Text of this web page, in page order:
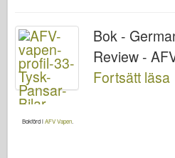
Bok -
Review -
Fortsätt läsa
Bokförd iAFV Vapen